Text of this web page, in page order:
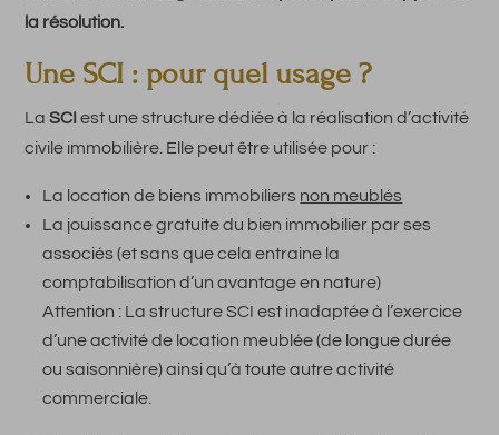
la résolution.
Une SCI : pour quel usage ?
LaSCI est une structure dédiée à la réalisation d’activité
civile immobilière. Elle peut être utilisée pour :
La location de biens immobiliers non meublés
La jouissance gratuite du bien immobilier par ses
associés (et sans que cela entraine la
comptabilisation d’un avantage en nature)
Attention : La structure SCI est inadaptée à l’exercice
d’une activité de location meublée (de longue durée
ou saisonnière) ainsi qu’à toute autre activité
commerciale.